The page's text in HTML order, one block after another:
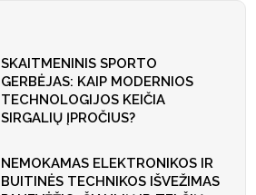
SKAITMENINIS SPORTO
GERBĖJAS: KAIP MODERNIOS
TECHNOLOGIJOS KEIČIA
SIRGALIŲ ĮPROČIUS?
NEMOKAMAS ELEKTRONIKOS IR
BUITINĖS TECHNIKOS IŠVEŽIMAS